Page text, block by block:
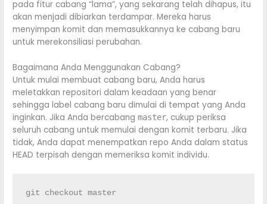
pada fitur cabang “lama”, yang sekarang telah dihapus, itu
akan menjadi dibiarkan terdampar. Mereka harus
menyimpan komit dan memasukkannya ke cabang baru
untuk merekonsiliasi perubahan.
Bagaimana Anda Menggunakan Cabang?
Untuk mulai membuat cabang baru, Anda harus
meletakkan repositori dalam keadaan yang benar
sehingga label cabang baru dimulai di tempat yang Anda
inginkan. Jika Anda bercabangmaster, cukup periksa
seluruh cabang untuk memulai dengan komit terbaru. Jika
tidak, Anda dapat menempatkan repo Anda dalam status
HEAD terpisah dengan memeriksa komit individu.
git checkout master